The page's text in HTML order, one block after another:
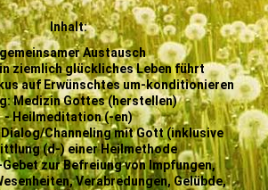
Inhalt:
Austausch
ziemlich glückliches Leben führt
auf Erwünschtes um-konditionieren
Medizin Gottes (herstellen)
- Heilmeditation (-en)
Channeling mit Gott (inklusive
(d-) einer Heilmethode
zur Befreiung von Impfungen,
Verabredungen, Gelübde,